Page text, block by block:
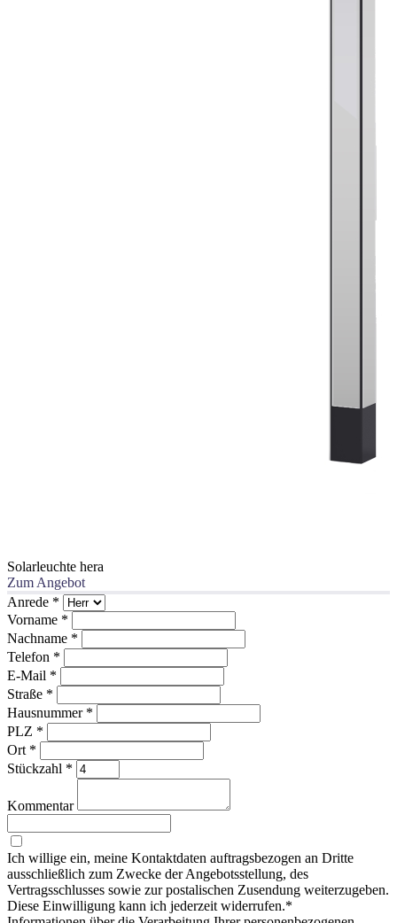
Solarleuchte hera
Zum Angebot
Anrede *
Vorname *
Nachname *
Telefon *
E-Mail *
Straße *
Hausnummer *
PLZ *
Ort *
Stückzahl *
Kommentar
Ich willige ein, meine Kontaktdaten auftragsbezogen an Dritte
ausschließlich zum Zwecke der Angebotsstellung, des
Vertragsschlusses sowie zur postalischen Zusendung weiterzugeben.
Diese Einwilligung kann ich jederzeit widerrufen.*